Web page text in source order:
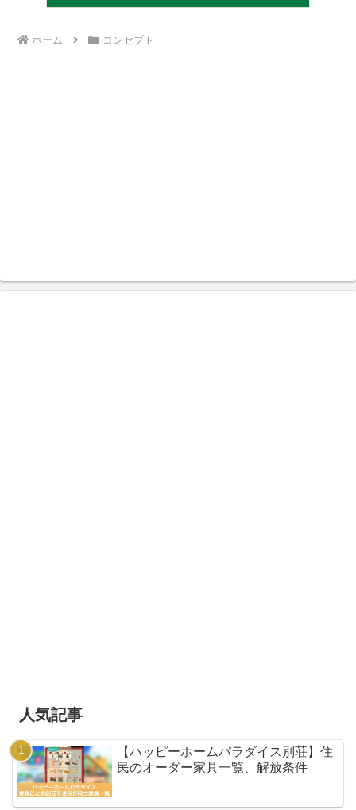
ホーム コンセプト
人気記事
【ハッピーホームパラダイス別荘】住
民のオーダー家具一覧、解放条件